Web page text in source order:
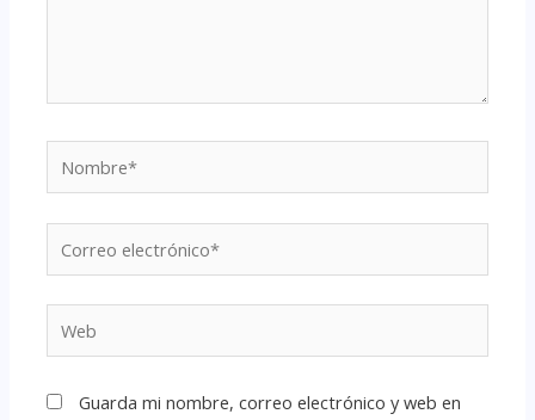
Guarda mi nombre, correo electrónico y web en